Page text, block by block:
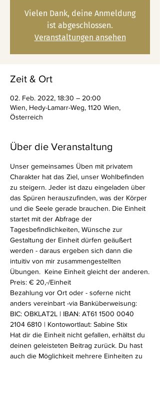
Vielen Dank, deine Anmeldung
ist abgeschlossen.
Veranstaltungen ansehen
Zeit & Ort
02. Feb. 2022, 18:30 – 20:00
Wien, Hedy-Lamarr-Weg, 1120 Wien,
Österreich
Über die Veranstaltung
Unser gemeinsames Üben mit privatem
Charakter hat das Ziel, unser Wohlbefinden
zu steigern. Jeder ist dazu eingeladen über
das Spüren herauszufinden, was der Körper
und die Seele gerade brauchen. Die Einheit
startet mit der Abfrage der
Tagesbefindlichkeiten, Wünsche zur
Gestaltung der Einheit dürfen geäußert
werden - daraus ergeben sich dann die
intuitiv von mir zusammengestellten
Übungen.  Keine Einheit gleicht der anderen.
Preis: € 20,-/Einheit
Bezahlung vor Ort oder - soferne nicht
anders vereinbart -via Banküberweisung:
BIC: OBKLAT2L | IBAN: AT61 1500 0040
2104 6810 | Kontowortlaut: Sabine Stix
Hat dir die Einheit nicht gefallen, erhältst du
deinen geleisteten Beitrag zurück. Du hast
auch die Möglichkeit mehrere Einheiten zu